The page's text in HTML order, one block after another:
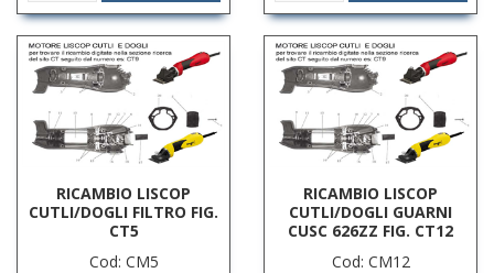
RICAMBIO LISCOP
CUTLI/DOGLI FILTRO FIG.
CT5
Cod: CM5
RICAMBIO LISCOP
CUTLI/DOGLI GUARNI
CUSC 626ZZ FIG. CT12
Cod: CM12